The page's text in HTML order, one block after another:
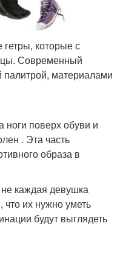
которые с
Современный
палитрой, материалами
поверх обуви и
. Эта часть
образа в
каждая девушка
что их нужно уметь
будут выглядеть